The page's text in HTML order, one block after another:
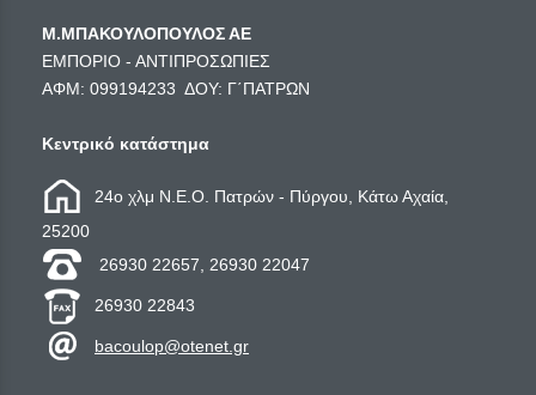
Μ.ΜΠΑΚΟΥΛΟΠΟΥΛΟΣ ΑΕ
ΕΜΠΟΡΙΟ - ΑΝΤΙΠΡΟΣΩΠΙΕΣ
ΑΦΜ: 099194233 ΔΟΥ: Γ΄ΠΑΤΡΩΝ
Κεντρικό κατάστημα
24ο χλμ Ν.Ε.Ο. Πατρών - Πύργου, Κάτω Αχαία,
25200
26930 22657, 26930 22047
26930 22843
bacoulop@otenet.gr